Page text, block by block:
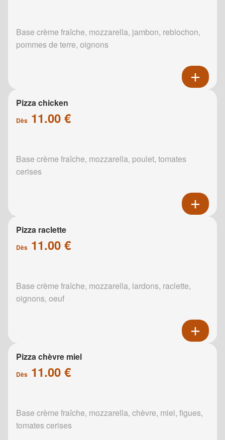
Base crème fraîche, mozzarella, jambon, reblochon,
pommes de terre, oignons
Pizza chicken
Dès 11.00 €
Base crème fraîche, mozzarella, poulet, tomates
cerises
Pizza raclette
Dès 11.00 €
Base crème fraîche, mozzarella, lardons, raclette,
oignons, oeuf
Pizza chèvre miel
Dès 11.00 €
Base crème fraîche, mozzarella, chèvre, miel, figues,
tomates cerises